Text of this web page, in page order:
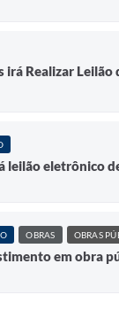
Realizar Leilão
leilão eletrônico
OBRAS OBRAS
em obra